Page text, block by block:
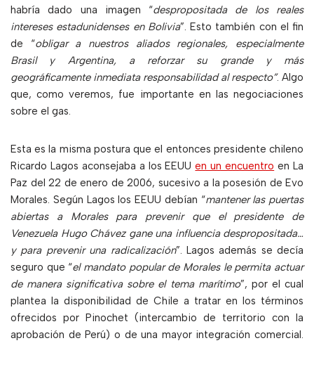
habría dado una imagen “despropositada de los reales
intereses estadunidenses en Bolivia”. Esto también con el fin
de “obligar a nuestros aliados regionales, especialmente
Brasil y Argentina, a reforzar su grande y más
geográficamente inmediata responsabilidad al respecto”. Algo
que, como veremos, fue importante en las negociaciones
sobre el gas.
Esta es la misma postura que el entonces presidente chileno
Ricardo Lagos aconsejaba a los EEUUen un encuentro en La
Paz del 22 de enero de 2006, sucesivo a la posesión de Evo
Morales. Según Lagos los EEUU debían “mantener las puertas
abiertas a Morales para prevenir que el presidente de
Venezuela Hugo Chávez gane una influencia despropositada…
y para prevenir una radicalización”. Lagos además se decía
seguro que “el mandato popular de Morales le permita actuar
de manera significativa sobre el tema marítimo”, por el cual
plantea la disponibilidad de Chile a tratar en los términos
ofrecidos por Pinochet (intercambio de territorio con la
aprobación de Perú) o de una mayor integración comercial.